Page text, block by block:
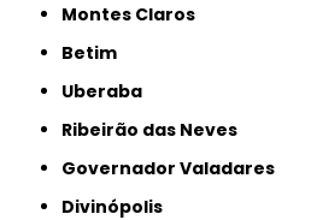
Montes Claros
Betim
Uberaba
Ribeirão das Neves
Governador Valadares
Divinópolis